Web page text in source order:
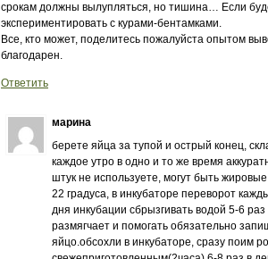
срокам должны вылупляться, но тишина… Если
экспериментировать с курами-бентамками.
Все, кто может, поделитесь пожалуйста опытом
благодарен.
Ответить
марина
берете яйца за тупой и острый конец,
каждое утро в одно и то же время
штук не используете, могут быть
22 градуса, в инкубаторе переворот
дня инкубации сбрызгивать водой 5-6
размягчает и помогать обязательно
яйцо.обсохли в инкубаторе, сразу поим